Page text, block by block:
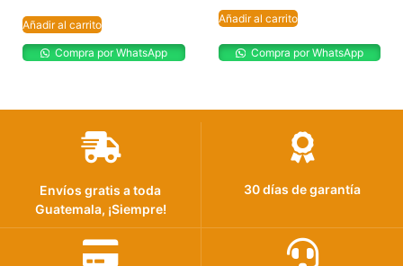
Añadir al carrito
Compra por WhatsApp
Añadir al carrito
Compra por WhatsApp
Envíos gratis a toda
Guatemala, ¡Siempre!
30 días de garantía